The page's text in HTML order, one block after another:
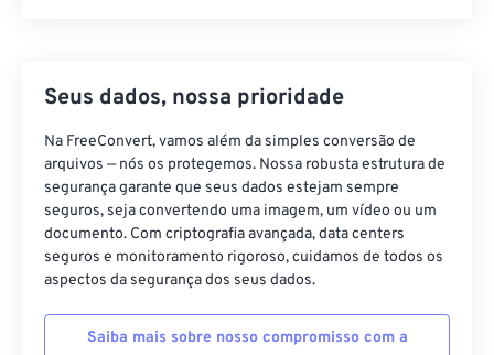
Seus dados, nossa prioridade
Na FreeConvert, vamos além da simples conversão de
arquivos — nós os protegemos. Nossa robusta estrutura de
segurança garante que seus dados estejam sempre
seguros, seja convertendo uma imagem, um vídeo ou um
documento. Com criptografia avançada, data centers
seguros e monitoramento rigoroso, cuidamos de todos os
aspectos da segurança dos seus dados.
Saiba mais sobre nosso compromisso com a